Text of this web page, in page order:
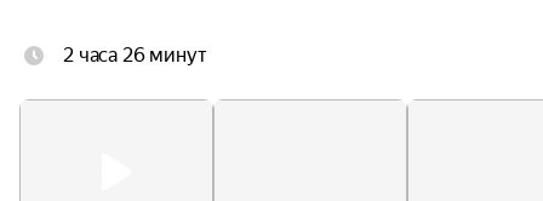
Біз шындықты білуге лайықпыз. Аты аңызға
жаздың ең жұмбақ әрі көптен күткен
2 часа 26 минут